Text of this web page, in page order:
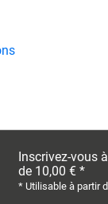
Inscrivez-vous
de 10,00 € *
* Utilisable à partir